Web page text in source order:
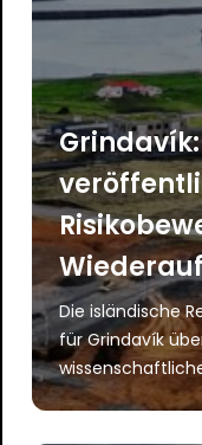
Die isländische
für Grindavík